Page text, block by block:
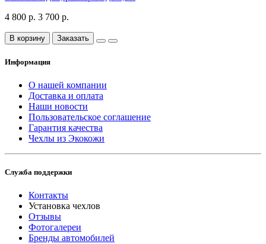
4 800 р. 3 700 р.
В корзину Заказать
Информация
О нашей компании
Доставка и оплата
Наши новости
Пользовательское соглашение
Гарантия качества
Чехлы из Экокожи
Служба поддержки
Контакты
Установка чехлов
Отзывы
Фотогалереи
Бренды автомобилей